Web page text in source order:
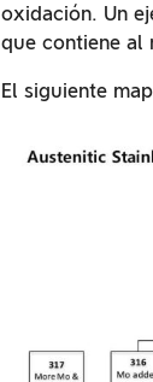
oxidación. Un
que contiene al
El siguiente